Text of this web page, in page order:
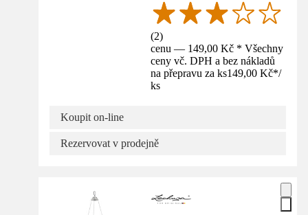
(2)
cenu — 149,00 Kč * Všechny
ceny vč. DPH a bez nákladů
na přepravu za ks149,00 Kč*/
ks
Koupit on-line
Rezervovat v prodejně